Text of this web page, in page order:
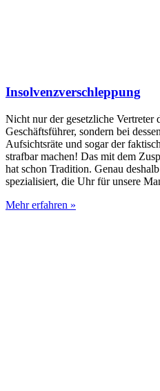
Insolvenzverschleppung
Nicht nur der gesetzliche Vertreter
Geschäftsführer, sondern bei
Aufsichtsräte und sogar der
strafbar machen! Das mit dem
hat schon Tradition. Genau
spezialisiert, die Uhr für unsere
Mehr erfahren »